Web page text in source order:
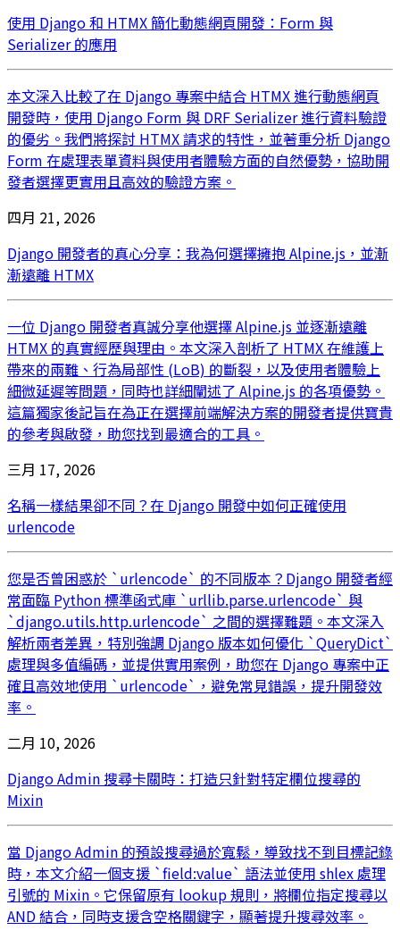
使用 Django 和 HTMX 簡化動態網頁開發：Form 與
Serializer 的應用
本文深入比較了在 Django 專案中結合 HTMX 進行動態網頁
開發時，使用 Django Form 與 DRF Serializer 進行資料驗證
的優劣。我們將探討 HTMX 請求的特性，並著重分析 Django
Form 在處理表單資料與使用者體驗方面的自然優勢，協助開
發者選擇更實用且高效的驗證方案。
四月 21, 2026
Django 開發者的真心分享：我為何選擇擁抱 Alpine.js，並漸
漸遠離 HTMX
一位 Django 開發者真誠分享他選擇 Alpine.js 並逐漸遠離
HTMX 的真實經歷與理由。本文深入剖析了 HTMX 在維護上
帶來的兩難、行為局部性 (LoB) 的斷裂，以及使用者體驗上
細微延遲等問題，同時也詳細闡述了 Alpine.js 的各項優勢。
這篇獨家後記旨在為正在選擇前端解決方案的開發者提供寶貴
的參考與啟發，助您找到最適合的工具。
三月 17, 2026
名稱一樣結果卻不同？在 Django 開發中如何正確使用
urlencode
您是否曾困惑於 `urlencode` 的不同版本？Django 開發者經
常面臨 Python 標準函式庫 `urllib.parse.urlencode` 與
`django.utils.http.urlencode` 之間的選擇難題。本文深入
解析兩者差異，特別強調 Django 版本如何優化 `QueryDict`
處理與多值編碼，並提供實用案例，助您在 Django 專案中正
確且高效地使用 `urlencode`，避免常見錯誤，提升開發效
率。
二月 10, 2026
Django Admin 搜尋卡關時：打造只針對特定欄位搜尋的
Mixin
當 Django Admin 的預設搜尋過於寬鬆，導致找不到目標記錄
時，本文介紹一個支援 `field:value` 語法並使用 shlex 處理
引號的 Mixin。它保留原有 lookup 規則，將欄位指定搜尋以
AND 結合，同時支援含空格關鍵字，顯著提升搜尋效率。